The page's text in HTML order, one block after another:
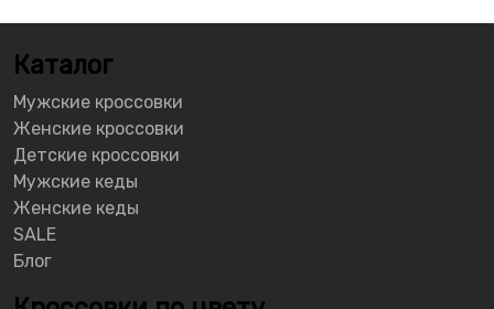
Каталог
Мужские кроссовки
Женские кроссовки
Детские кроссовки
Мужские кеды
Женские кеды
SALE
Блог